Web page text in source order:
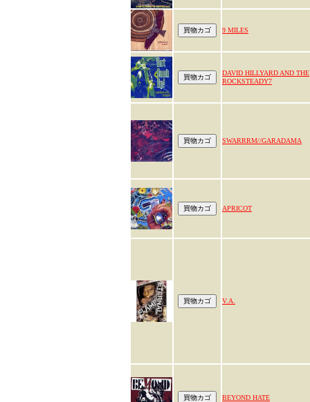
9 MILES
DAVID HILLYARD AND THE
ROCKSTEADY7
SWARRRM//GARADAMA
APRICOT
V.A.
BEYOND HATE